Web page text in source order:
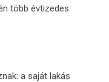
több évtizedes
a saját lakás